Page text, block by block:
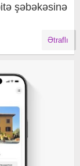
şəbəkəsinə
Ətraflı